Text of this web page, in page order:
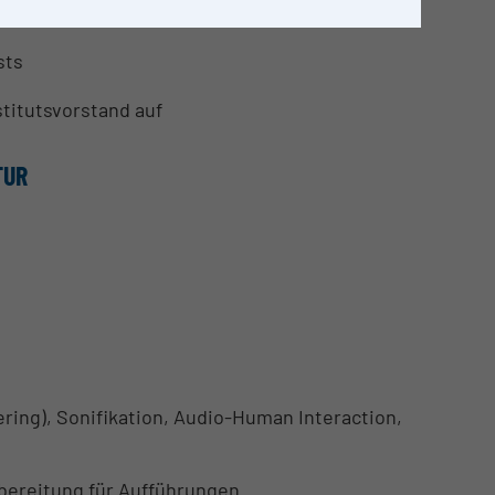
auf
Sonifikation, Audio-Human Interaction,
für Aufführungen